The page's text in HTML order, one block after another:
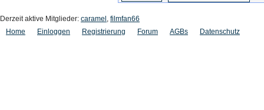
Derzeit aktive Mitglieder: caramel , filmfan66
Home
Einloggen Registrierung Forum AGBs Datenschutz